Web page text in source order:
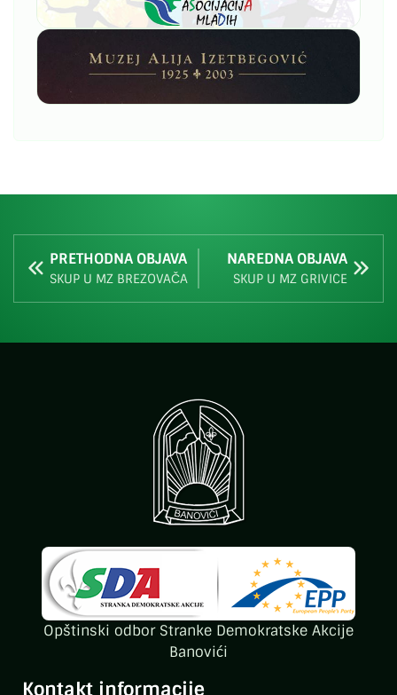
PRETHODNA OBJAVA
SKUP U MZ BREZOVAČA
NAREDNA OBJAVA
SKUP U MZ GRIVICE
Opštinski odbor Stranke Demokratske Akcije
Banovići
Kontakt informacije